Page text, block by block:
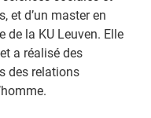
et d’un master en
de la KU Leuven. Elle
a réalisé des
des relations